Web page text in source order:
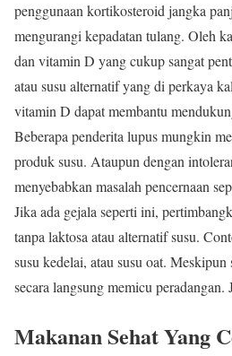
penggunaan kortikosteroid jangka
mengurangi kepadatan tulang. Oleh
dan vitamin D yang cukup sangat
atau susu alternatif yang di perkaya
vitamin D dapat membantu
Beberapa penderita lupus mungkin
produk susu. Ataupun dengan
menyebabkan masalah pencernaan
Jika ada gejala seperti ini,
tanpa laktosa atau alternatif susu.
susu kedelai, atau susu oat.
secara langsung memicu
Makanan Sehat Yang